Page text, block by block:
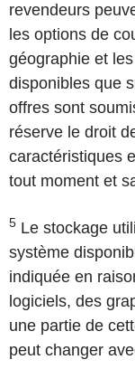
revendeurs
les options de
géographie et
disponibles que
offres sont
réserve le droit
caractéristiques
tout moment et
5 Le stockage
système
indiquée en
logiciels, des
une partie de
peut changer